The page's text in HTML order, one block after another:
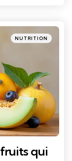
Categories
Posted
in
NUTRITION
fruits qui